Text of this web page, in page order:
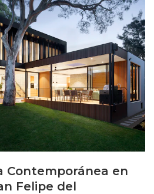
Contemporánea en
Felipe del